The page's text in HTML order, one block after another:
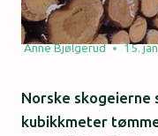
Anne Bjølgerud 15.
Norske
kubikkmeter